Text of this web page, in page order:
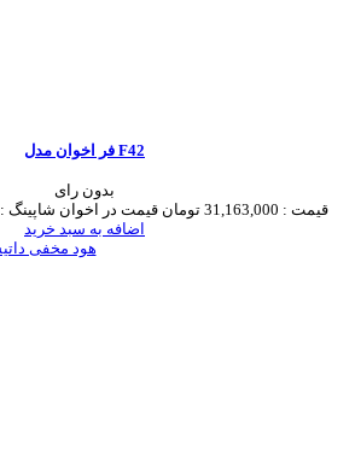
فر اخوان مدل F42
بدون رای
قیمت : 31,163,000 تومان قیمت در اخوان شاپینگ :
اضافه به سبد خرید